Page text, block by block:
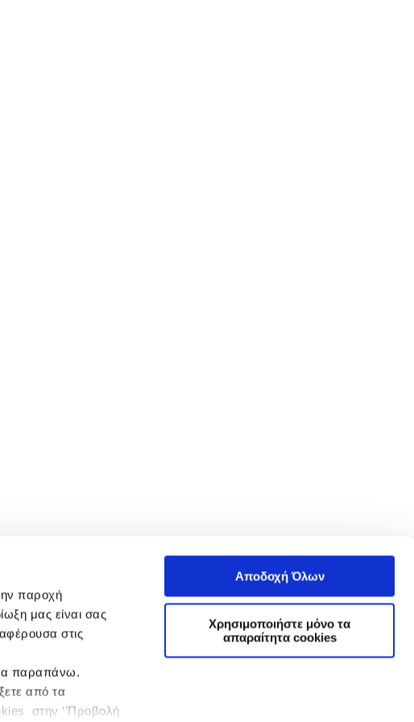
παροχή
μας είναι σας
στις
παραπάνω.
από τα
στην ‘’Προβολή
Αποδοχή Όλων
Χρησιμοποιήστε μόνο τα
απαραίτητα cookies